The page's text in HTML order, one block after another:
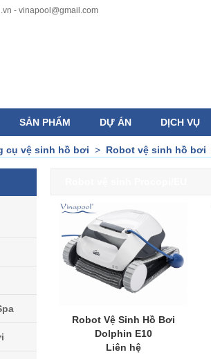
- vinapool@gmail.com
SẢN PHẨM DỰ ÁN DỊCH VỤ
cụ vệ sinh hồ bơi > Robot vệ sinh hồ bơi
Robot Vệ Sinh Hồ Bơi
Dolphin E10
Liên hệ